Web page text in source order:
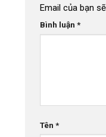
Email của bạn
Bình luận *
Tên *